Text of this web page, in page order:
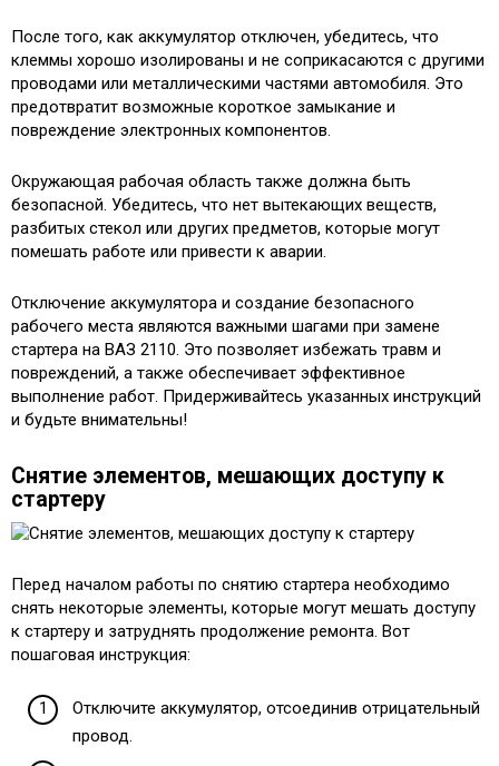
После того, как аккумулятор отключен, убедитесь, что
клеммы хорошо изолированы и не соприкасаются с другими
проводами или металлическими частями автомобиля. Это
предотвратит возможные короткое замыкание и
повреждение электронных компонентов.
Окружающая рабочая область также должна быть
безопасной. Убедитесь, что нет вытекающих веществ,
разбитых стекол или других предметов, которые могут
помешать работе или привести к аварии.
Отключение аккумулятора и создание безопасного
рабочего места являются важными шагами при замене
стартера на ВАЗ 2110. Это позволяет избежать травм и
повреждений, а также обеспечивает эффективное
выполнение работ. Придерживайтесь указанных инструкций
и будьте внимательны!
Снятие элементов, мешающих доступу к
стартеру
Перед началом работы по снятию стартера необходимо
снять некоторые элементы, которые могут мешать доступу
к стартеру и затруднять продолжение ремонта. Вот
пошаговая инструкция:
Отключите аккумулятор, отсоединив отрицательный
провод.